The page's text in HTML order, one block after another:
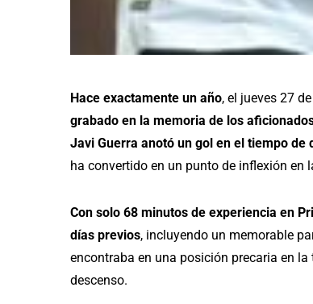
Hace exactamente un año, el jueves 27
grabado en la memoria de los
Javi Guerra anotó un gol en el tiempo de
ha convertido en un punto de inflexión en
Con solo 68 minutos de experiencia en
días previos, incluyendo un memorable
encontraba en una posición precaria en
descenso.